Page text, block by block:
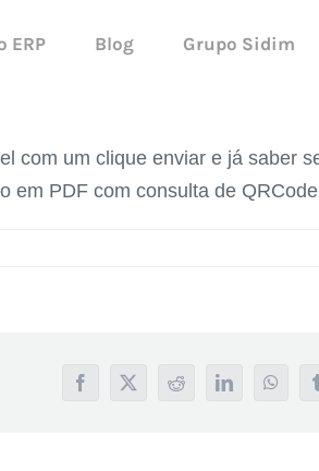
ERP Blog Grupo Sidim
com um clique enviar e já saber
em PDF com consulta de
Facebook
X RedditLinkedIn